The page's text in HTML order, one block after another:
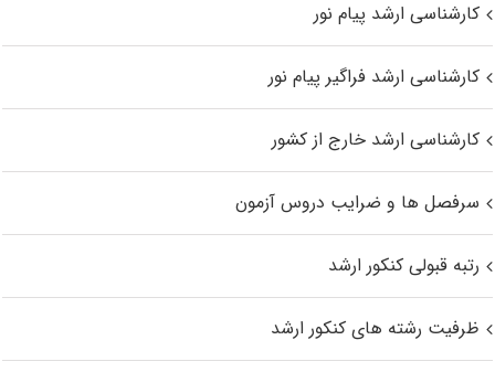
کارشناسی ارشد پیام نور
کارشناسی ارشد فراگیر پیام نور
کارشناسی ارشد خارج از کشور
سرفصل ها و ضرایب دروس آزمون
رتبه قبولی کنکور ارشد
ظرفیت رشته های کنکور ارشد